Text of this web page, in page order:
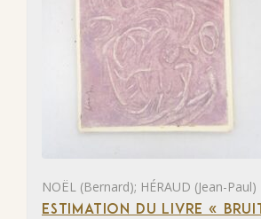
NOËL (Bernard); HÉRAUD (Jean-Paul)
ESTIMATION DU LIVRE «